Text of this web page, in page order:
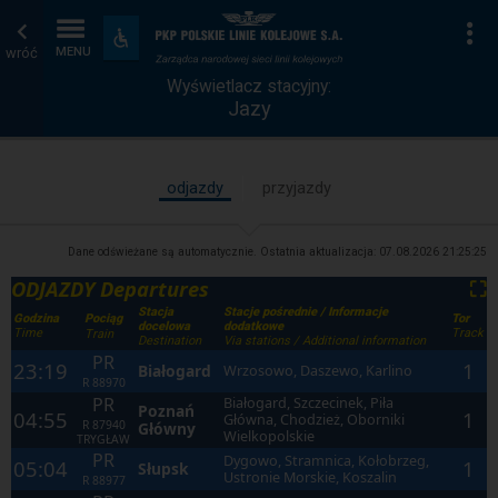
wróć MENU
Dostępność
i
udogodnienia
Wyświetlacz
stacyjny
Strona
główna
Wyświetlacz stacyjny:
Jazy
odjazdy przyjazdy
Dane odświeżane są automatycznie. Ostatnia aktualizacja: 07.08.2026 21:25:25
ODJAZDY Departures ⛶
Godzina
Time
Pociąg
Train
Stacja
docelowa
Destination
Stacje pośrednie / Informacje
dodatkowe
Via stations / Additional information
Tor
Track
23:19 PR
R 88970
Białogard Wrzosowo, Daszewo, Karlino
1
04:55
PR
R 87940
TRYGŁAW
Poznań
Główny
Białogard, Szczecinek, Piła
Główna, Chodzież, Oborniki
Wielkopolskie
1
05:04
PR
R 88977
Słupsk
Dygowo, Stramnica, Kołobrzeg,
Ustronie Morskie, Koszalin
1